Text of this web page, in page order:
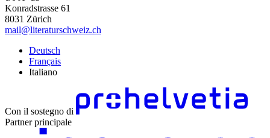
Konradstrasse 61
8031 Zürich
mail@literaturschweiz.ch
Deutsch
Français
Italiano
Con il sostegno di
Partner principale